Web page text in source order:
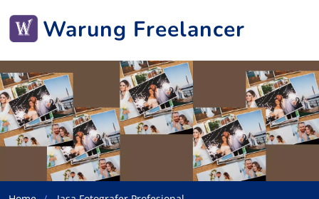
Warung Freelancer